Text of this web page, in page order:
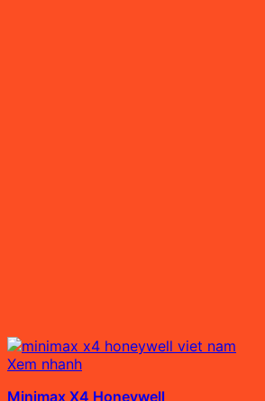
Xem nhanh
Minimax X4 Honeywell